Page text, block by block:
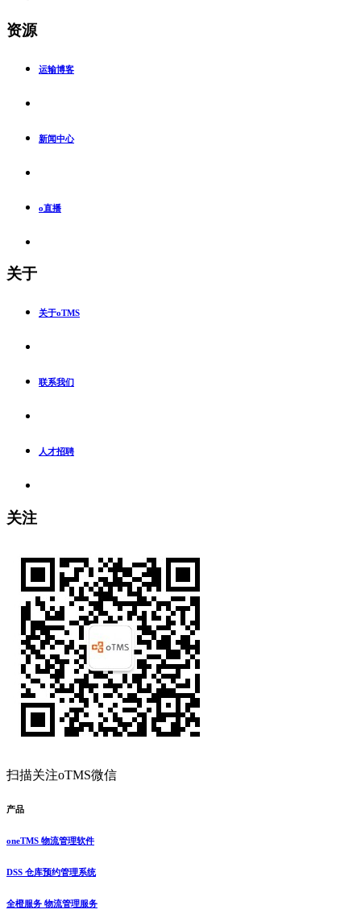
资源
运输博客
新闻中心
o直播
关于
关于oTMS
联系我们
人才招聘
关注
扫描关注oTMS微信
产品
oneTMS 物流管理软件
DSS 仓库预约管理系统
全橙服务 物流管理服务